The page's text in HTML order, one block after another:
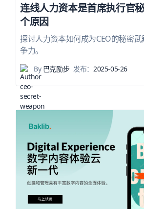
连线人力资本是首席执行官
个原因
探讨人力资本如何成为CEO的秘密
争力。
By巴克励步 发布：2025-05-26